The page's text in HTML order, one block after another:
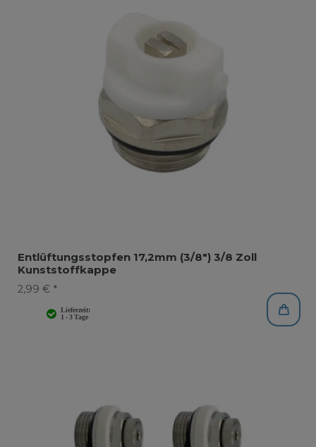
Entlüftungsstopfen 17,2mm (3/8") 3/8 Zoll
Kunststoffkappe
2,99 € *